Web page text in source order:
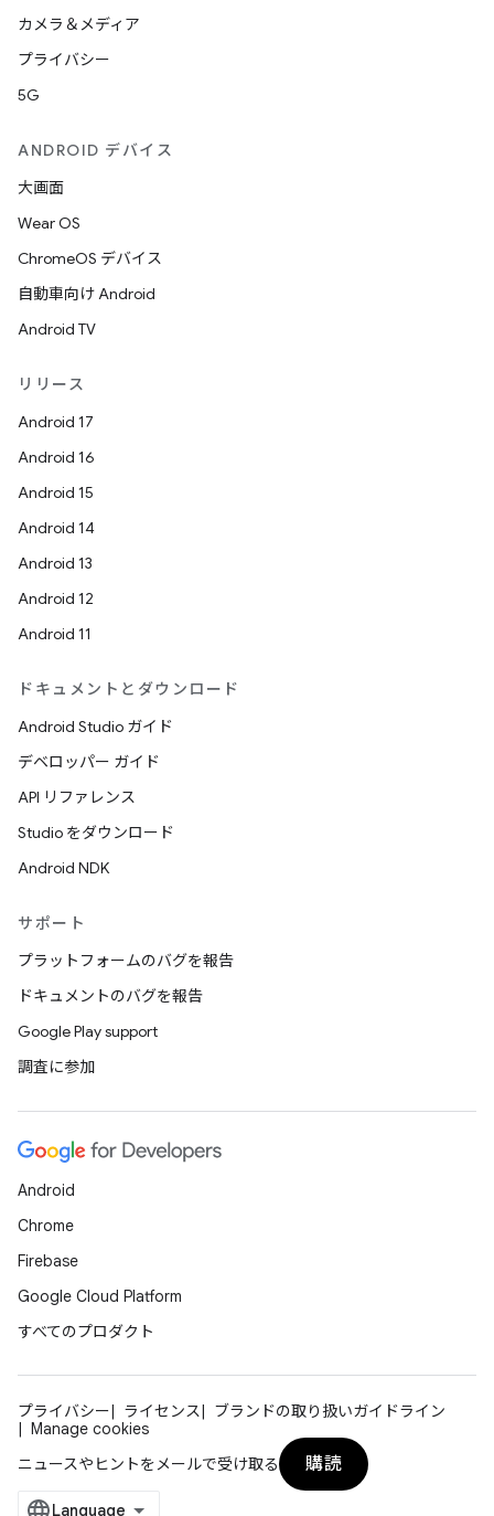
カメラ＆メディア
プライバシー
5G
ANDROID デバイス
大画面
Wear OS
ChromeOS デバイス
自動車向け Android
Android TV
リリース
Android 17
Android 16
Android 15
Android 14
Android 13
Android 12
Android 11
ドキュメントとダウンロード
Android Studio ガイド
デベロッパー ガイド
API リファレンス
Studio をダウンロード
Android NDK
サポート
プラットフォームのバグを報告
ドキュメントのバグを報告
Google Play support
調査に参加
Android
Chrome
Firebase
Google Cloud Platform
すべてのプロダクト
プライバシー ライセンス
ブランドの取り扱いガイドライン
Manage cookies
ニュースやヒントをメールで受け取る
購読